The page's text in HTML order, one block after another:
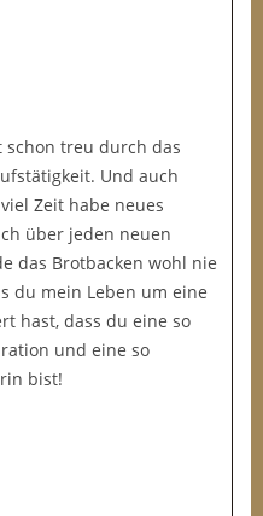
treu durch das
Und auch
Zeit habe neues
über jeden neuen
das Brotbacken wohl nie
du mein Leben um eine
hast, dass du eine so
und eine so
bist!